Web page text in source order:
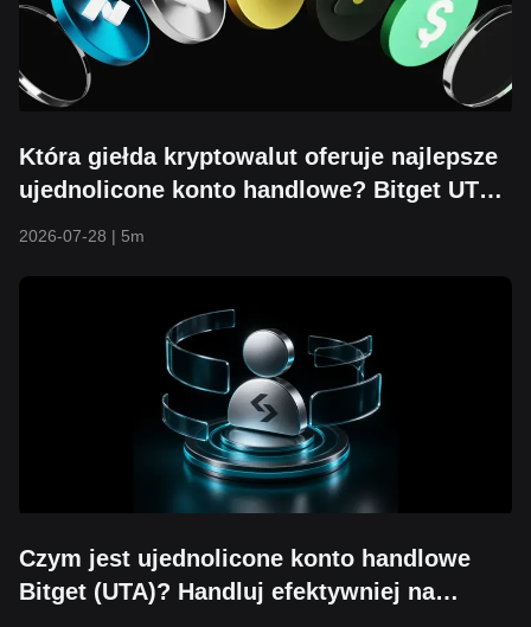
Która giełda kryptowalut oferuje najlepsze
ujednolicone konto handlowe? Bitget UTA,
2026-07-28 | 5m
Czym jest ujednolicone konto handlowe
Bitget (UTA)? Handluj efektywniej na